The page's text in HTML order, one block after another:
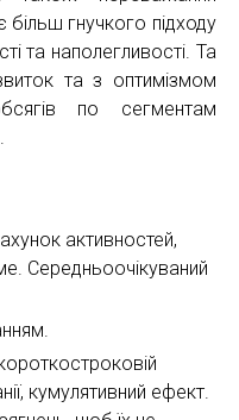
гнучкого підходу
та наполегливості. Та
та з оптимізмом
по сегментам
активностей,
Середньоочікуваний
кумулятивний ефект.